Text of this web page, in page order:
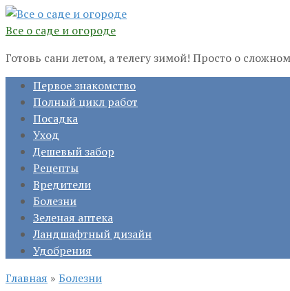
Перейти
к
Все о саде и огороде
Готовь сани летом, а телегу зимой! Просто о
Первое знакомство
Полный цикл работ
Посадка
Уход
Дешевый забор
Рецепты
Вредители
Болезни
Зеленая аптека
Ландшафтный дизайн
Удобрения
Главная » Болезни